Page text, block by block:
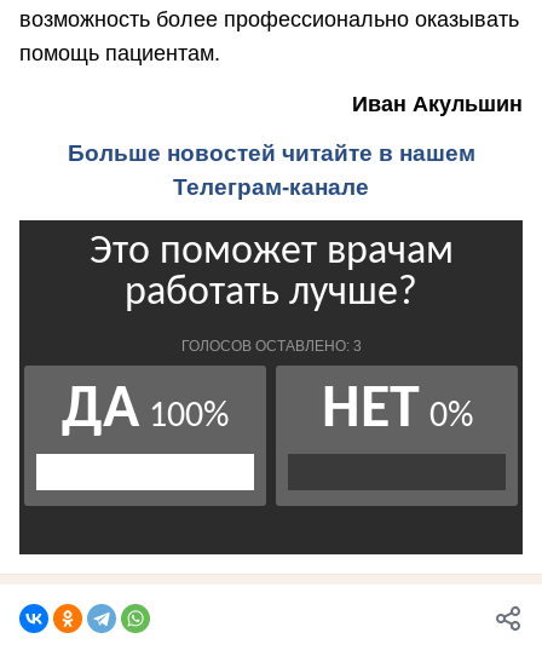
возможность более профессионально оказывать
помощь пациентам.
Иван Акульшин
Больше новостей читайте в нашем
Телеграм-канале